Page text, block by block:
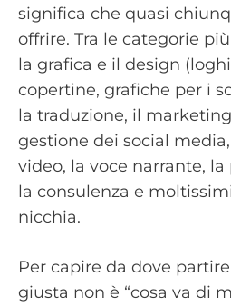
significa che quasi
offrire. Tra le categorie
la grafica e il design
copertine, grafiche per i
la traduzione, il
gestione dei social
video, la voce narrante,
la consulenza e
nicchia.
Per capire da dove
giusta non è “cosa va di